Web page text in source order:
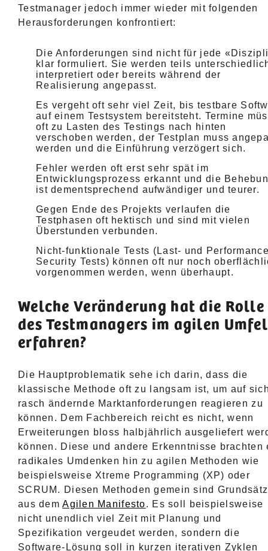
Testmanager jedoch immer wieder mit folgenden
Herausforderungen konfrontiert:
Die Anforderungen sind nicht für jede
klar formuliert. Sie werden teils
interpretiert oder bereits während der
Realisierung angepasst.
Es vergeht oft sehr viel Zeit, bis testbare
auf einem Testsystem bereitsteht. Termine
oft zu Lasten des Testings nach hinten
verschoben werden, der Testplan muss
werden und die Einführung verzögert sich.
Fehler werden oft erst sehr spät im
Entwicklungsprozess erkannt und die
ist dementsprechend aufwändiger und teurer.
Gegen Ende des Projekts verlaufen die
Testphasen oft hektisch und sind mit vielen
Überstunden verbunden.
Nicht-funktionale Tests (Last- und
Security Tests) können oft nur noch
vorgenommen werden, wenn überhaupt.
Welche Veränderung hat die Rolle
des Testmanagers im agilen
erfahren?
Die Hauptproblematik sehe ich darin, dass die
klassische Methode oft zu langsam ist, um auf
rasch ändernde Marktanforderungen reagieren zu
können. Dem Fachbereich reicht es nicht, wenn
Erweiterungen bloss halbjährlich ausgeliefert
können. Diese und andere Erkenntnisse brachten
radikales Umdenken hin zu agilen Methoden wie
beispielsweise Xtreme Programming (XP) oder
SCRUM. Diesen Methoden gemein sind
aus demAgilen Manifesto. Es soll beispielsweise
nicht unendlich viel Zeit mit Planung und
Spezifikation vergeudet werden, sondern die
Software-Lösung soll in kurzen iterativen Zyklen